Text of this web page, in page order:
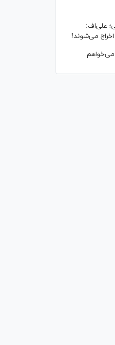
علی‌اف:
می‌شوند!
می‌خواهم